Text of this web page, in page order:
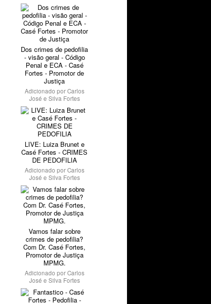
Dos crimes de pedofilia
- visão geral - Código
Penal e ECA - Casé
Fortes - Promotor de
Justiça
Adicionado porCarlos
José e Silva Fortes
LIVE: Luiza Brunet e
Casé Fortes - CRIMES
DE PEDOFILIA
Adicionado porCarlos
José e Silva Fortes
Vamos falar sobre
crimes de pedofilia?
Com Dr. Casé Fortes,
Promotor de Justiça
MPMG.
Adicionado porCarlos
José e Silva Fortes